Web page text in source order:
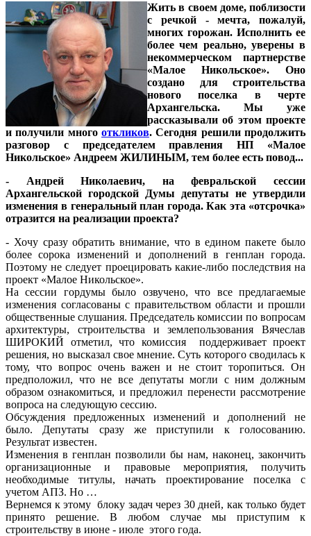
Жить в своем доме, поблизости
с речкой - мечта, пожалуй,
многих горожан. Исполнить ее
более чем реально, уверены в
некоммерческом партнерстве
«Малое Никольское». Оно
создано для строительства
нового поселка в черте
Архангельска. Мы уже
рассказывали об этом проекте
и получили много откликов. Сегодня решили продолжить
разговор с председателем правления НП «Малое
Никольское» Андреем ЖИЛИНЫМ, тем более есть повод...
- Андрей Николаевич, на февральской сессии
Архангельской городской Думы депутаты не утвердили
изменения в генеральный план города. Как эта «отсрочка»
отразится на реализации проекта?
- Хочу сразу обратить внимание, что в едином пакете было
более сорока изменений и дополнений в генплан города.
Поэтому не следует проецировать какие-либо последствия на
проект «Малое Никольское».
На сессии гордумы было озвучено, что все предлагаемые
изменения согласованы с правительством области и прошли
общественные слушания. Председатель комиссии по вопросам
архитектуры, строительства и землепользования Вячеслав
ШИРОКИЙ отметил, что комиссия поддерживает проект
решения, но высказал свое мнение. Суть которого сводилась к
тому, что вопрос очень важен и не стоит торопиться. Он
предположил, что не все депутаты могли с ним должным
образом ознакомиться, и предложил перенести рассмотрение
вопроса на следующую сессию.
Обсуждения предложенных изменений и дополнений не
было. Депутаты сразу же приступили к голосованию.
Результат известен.
Изменения в генплан позволили бы нам, наконец, закончить
организационные и правовые мероприятия, получить
необходимые титулы, начать проектирование поселка с
учетом АПЗ. Но …
Вернемся к этому блоку задач через 30 дней, как только будет
принято решение. В любом случае мы приступим к
строительству в июне - июле этого года.